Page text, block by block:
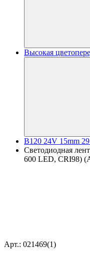
Высокая
B120 24V 15mm
Светодиодная
600 LED, CRI98)
Арт.: 021469(1)